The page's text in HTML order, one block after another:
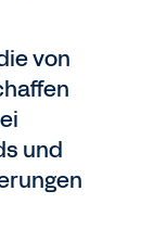
von
und